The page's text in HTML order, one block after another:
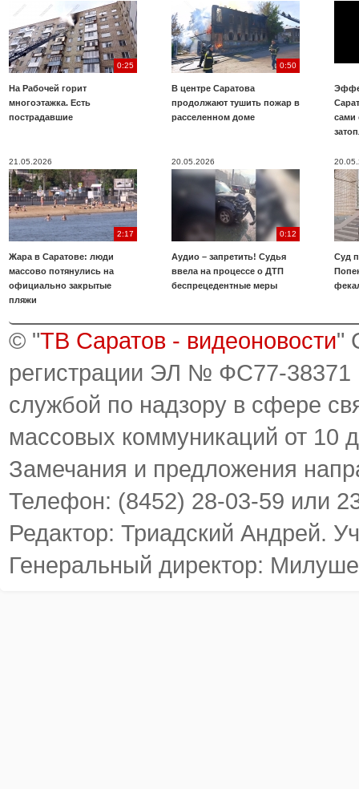
0:25
На Рабочей горит
многоэтажка. Есть
пострадавшие
0:50
В центре Саратова
продолжают тушить пожар в
расселенном доме
сами
21.05.2026
2:17
Жара в Саратове: люди
массово потянулись на
официально закрытые
пляжи
20.05.2026
0:12
Аудио – запретить! Судья
ввела на процессе о ДТП
беспрецедентные меры
Суд
© "ТВ Саратов - видеоновости"
регистрации ЭЛ № ФС77-38371
службой по надзору в сфере
массовых коммуникаций от 10
Замечания и предложения
Телефон: (8452) 28-03-59 или
Редактор: Триадский Андрей.
Генеральный директор: